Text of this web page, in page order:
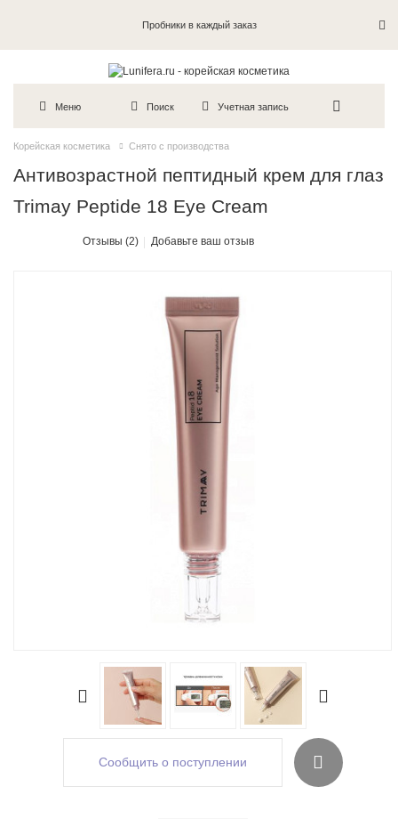
Пробники в каждый заказ
Меню Поиск Учетная запись
Корейская косметика Снято с производства
Антивозрастной пептидный крем для глаз
Trimay Peptide 18 Eye Cream
Отзывы (2) Добавьте ваш отзыв
Сообщить о поступлении